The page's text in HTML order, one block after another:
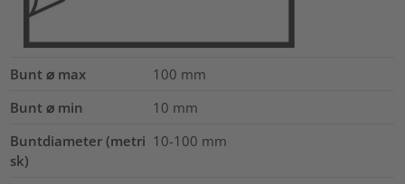
Bunt ⌀ max 100 mm
Bunt ⌀ min
10 mm
Buntdiameter (metri
sk)
10-100 mm